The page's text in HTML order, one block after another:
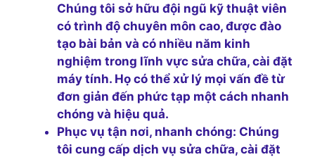
Chúng tôi sở hữu đội ngũ kỹ thuật viên
có trình độ chuyên môn cao, được đào
tạo bài bản và có nhiều năm kinh
nghiệm trong lĩnh vực sửa chữa, cài đặt
máy tính. Họ có thể xử lý mọi vấn đề từ
đơn giản đến phức tạp một cách nhanh
chóng và hiệu quả.
Phục vụ tận nơi, nhanh chóng: Chúng
tôi cung cấp dịch vụ sửa chữa, cài đặt